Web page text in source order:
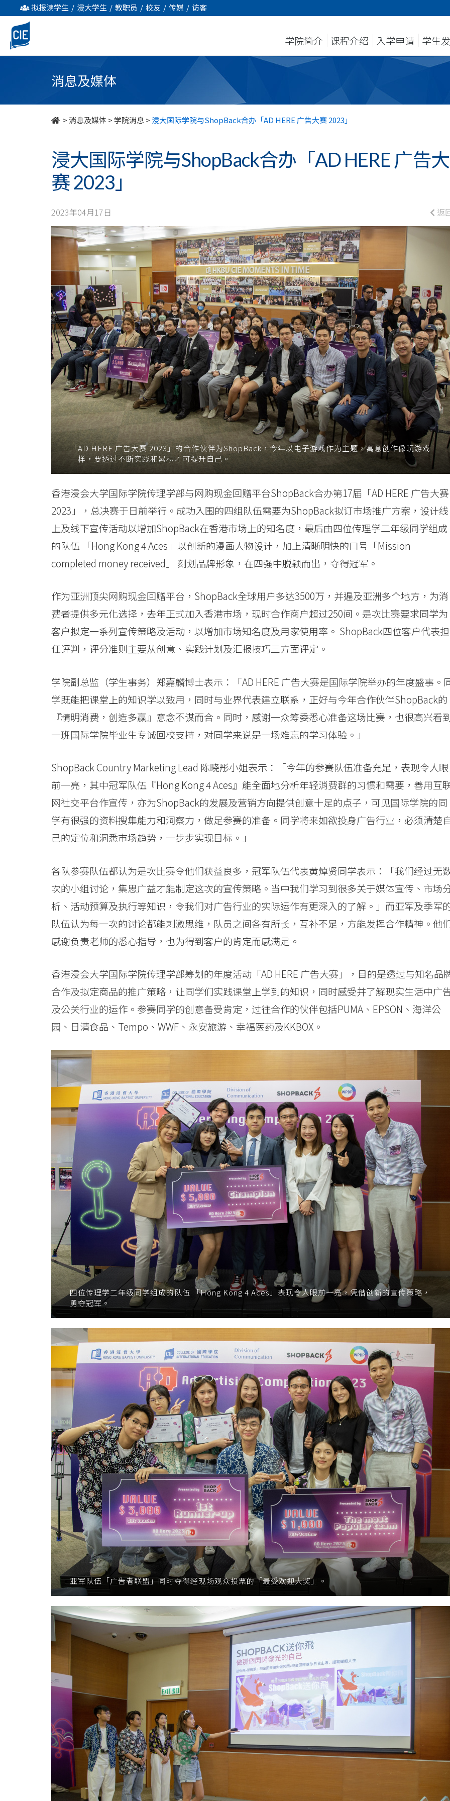
浸
大
国
ShopBack
2023」
拟报读学生 / 浸大学生 / 教职员 / 校友 / 传媒 / 访客
学院简介 课程介绍 入学申请 学生
消息及媒体
>消息及媒体 >学院消息 > 浸大国际学院与ShopBack合办「AD HERE 广告大赛 2023」
浸大国际学院与ShopBack合办「AD HERE 广告大
赛 2023」
2023年04月17日 返
「AD HERE 广告大赛 2023」的合作伙伴为ShopBack，今年以电子游戏作为主题，寓意创作像玩游戏
一样，要透过不断实践和累积才可提升自己。
香港浸会大学国际学院传理学部与网购现金回赠平台ShopBack合办第17届「AD HERE 广告大赛
2023」，总决赛于日前举行。成功入围的四组队伍需要为ShopBack拟订市场推广方案，设计线
上及线下宣传活动以增加ShopBack在香港市场上的知名度，最后由四位传理学二年级同学组成
的队伍 「Hong Kong 4 Aces」以创新的漫画人物设计，加上清晰明快的口号「Mission
completed money received」 刻划品牌形象，在四强中脱颖而出，夺得冠军。
作为亚洲顶尖网购现金回赠平台，ShopBack全球用户多达3500万，并遍及亚洲多个地方，为消
费者提供多元化选择，去年正式加入香港市场，现时合作商户超过250间。是次比赛要求同学为
客户拟定一系列宣传策略及活动，以增加市场知名度及用家使用率。 ShopBack四位客户代表担
任评判，评分准则主要从创意、实践计划及汇报技巧三方面评定。
学院副总监（学生事务）郑嘉麟博士表示：「AD HERE 广告大赛是国际学院举办的年度盛事。
学既能把课堂上的知识学以致用，同时与业界代表建立联系，正好与今年合作伙伴ShopBack的
『精明消费，创造多赢』意念不谋而合。同时，感谢一众筹委悉心准备这场比赛，也很高兴看
一班国际学院毕业生专诚回校支持，对同学来说是一场难忘的学习体验。」
ShopBack Country Marketing Lead 陈晓彤小姐表示：「今年的参赛队伍准备充足，表现令人眼
前一亮，其中冠军队伍『Hong Kong 4 Aces』能全面地分析年轻消费群的习惯和需要，善用互
网社交平台作宣传，亦为ShopBack的发展及营销方向提供创意十足的点子，可见国际学院的同
学有很强的资料搜集能力和洞察力，做足参赛的准备。同学将来如欲投身广告行业，必须清楚
己的定位和洞悉市场趋势，一步步实现目标。」
各队参赛队伍都认为是次比赛令他们获益良多，冠军队伍代表黄焯贤同学表示：「我们经过无
次的小组讨论，集思广益才能制定这次的宣传策略。当中我们学习到很多关于媒体宣传、市场
析、活动预算及执行等知识，令我们对广告行业的实际运作有更深入的了解。」而亚军及季军
队伍认为每一次的讨论都能刺激思维，队员之间各有所长，互补不足，方能发挥合作精神。他
感谢负责老师的悉心指导，也为得到客户的肯定而感满足。
香港浸会大学国际学院传理学部筹划的年度活动「AD HERE 广告大赛」，目的是透过与知名品
合作及拟定商品的推广策略，让同学们实践课堂上学到的知识，同时感受并了解现实生活中广
及公关行业的运作。参赛同学的创意备受肯定，过往合作的伙伴包括PUMA、EPSON、海洋公
园、日清食品、Tempo、WWF、永安旅游、幸福医药及KKBOX。
四位传理学二年级同学组成的队伍 「Hong Kong 4 Aces」表现令人眼前一亮，凭借创新的宣传策略，
勇夺冠军。
亚军队伍「广告者联盟」同时夺得经现场观众投票的「最受欢迎大奖」。